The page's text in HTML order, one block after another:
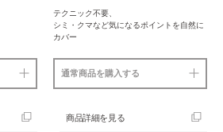
テクニック不要、
シミ・クマなど気になるポイントを自然に
カバー
通常商品を購入する
商品詳細を見る